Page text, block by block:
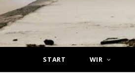
START WIR